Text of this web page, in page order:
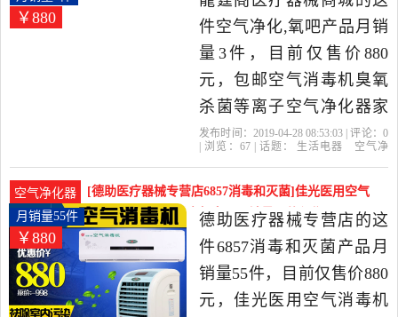
￥880
件空气净化,氧吧产品月销
量3件，目前仅售价880
元，包邮空气消毒机臭氧
杀菌等离子空气净化器家
用紫外线消毒机除甲醛是
城精选生活电器当中性价
比很高的空气净化,氧吧，
由河北 衡水发货。
发布时间：2019-04-28 08:53:03 | 评论： 0
| 浏览： 67| 话题： 生活电器
空气净
空气净化器
[德助医疗器械专营店6857消毒和灭菌]佳光医用空气
消毒机级紫外线消毒灯家用月销量55件仅售880元
￥880
月销量55件
德助医疗器械专营店的这
件6857消毒和灭菌产品月
销量55件，目前仅售价880
元，佳光医用空气消毒机